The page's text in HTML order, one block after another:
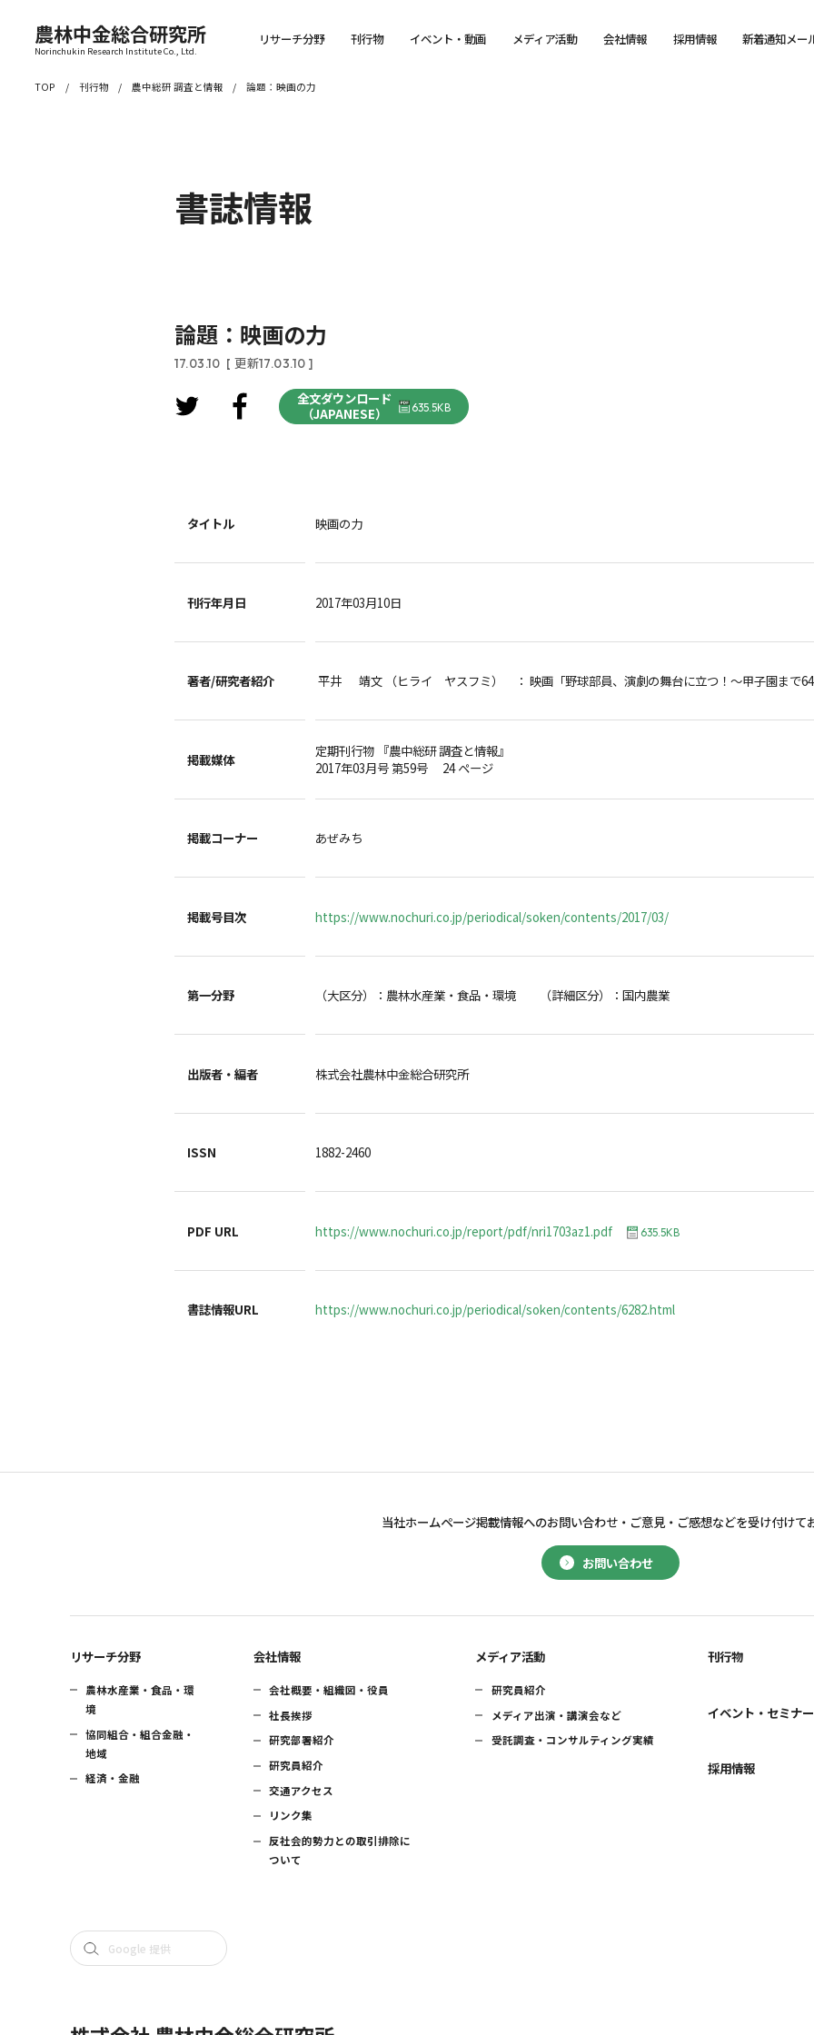
農林中金総合研究所
Norinchukin Research Institute Co., Ltd.
リサーチ分野 刊行物 イベント・動画 メディア活動 会社情報 採用情報 新着通知メー
TOP 刊行物 農中総研 調査と情報 論題：映画の力
書誌情報
論題：映画の力
17.03.10 [ 更新17.03.10 ]
全文ダウンロード
（JAPANESE）
635.5KB
タイトル 映画の力
刊行年月日 2017年03月10日
著者/研究者紹介 平井 靖文 （ヒライ ヤスフミ） ： 映画「野球部員、演劇の舞台に立つ！～甲子園まで
掲載媒体
定期刊行物 『農中総研 調査と情報』
2017年03月号 第59号 24 ページ
掲載コーナー あぜみち
掲載号目次 https://www.nochuri.co.jp/periodical/soken/contents/2017/03/
第一分野 （大区分）：農林水産業・食品・環境 （詳細区分）：国内農業
出版者・編者 株式会社農林中金総合研究所
ISSN 1882-2460
PDF URL https://www.nochuri.co.jp/report/pdf/nri1703az1.pdf 635.5KB
書誌情報URL https://www.nochuri.co.jp/periodical/soken/contents/6282.html
お問い合わせ
当社ホームページ掲載情報へのお問い合わせ・ ご意見・ご感想などを受け付けて
リサーチ分野
農林水産業・食品・環
境
協同組合・組合金融・
地域
経済・金融
会社情報
会社概要・組織図・役員
社長挨拶
研究部署紹介
研究員紹介
交通アクセス
リンク集
反社会的勢力との取引排除に
ついて
メディア活動
研究員紹介
メディア出演・講演会など
受託調査・コンサルティング実績
刊行物
イベント・セミナー
採用情報